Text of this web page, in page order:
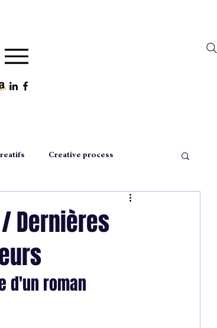
Creative process
Noël
Dernières
d'un roman